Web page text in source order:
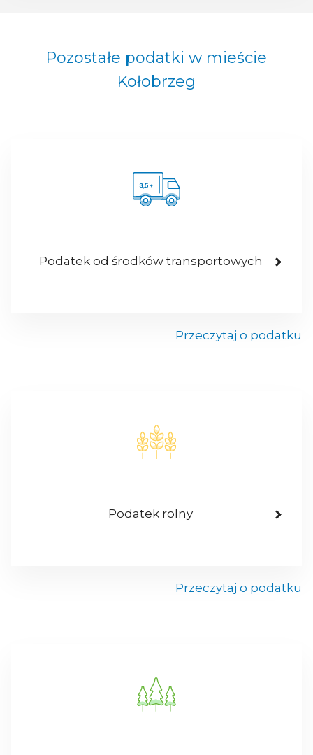
Pozostałe podatki w mieście
Kołobrzeg
Podatek od środków transportowych
Przeczytaj o podatku
Podatek rolny
Przeczytaj o podatku